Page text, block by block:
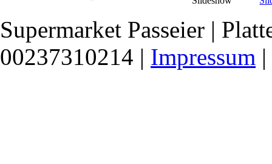
Supermarket Passeier |
00237310214 | Impressum |